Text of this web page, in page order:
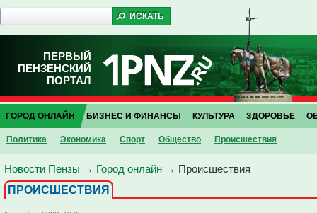
ПЕРВЫЙ
ПЕНЗЕНСКИЙ
ПОРТАЛ
ГОРОД ОНЛАЙН
Политика Экономика Спорт Общество Проиcшествия
БИЗНЕС И ФИНАНСЫ КУЛЬТУРА ЗДОРОВЬЕ
Новости Пензы → Город онлайн → Проиcшествия
ПРОИCШЕСТВИЯ